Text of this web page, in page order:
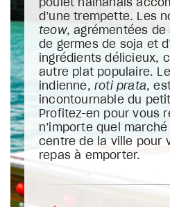
poulet hainanais
d’une trempette. Les
teow, agrémentées de
de germes de soja et
ingrédients délicieux,
autre plat populaire.
indienne, roti prata,
incontournable du
Profitez-en pour vous
n’importe quel
centre de la ville pour
repas à emporter.